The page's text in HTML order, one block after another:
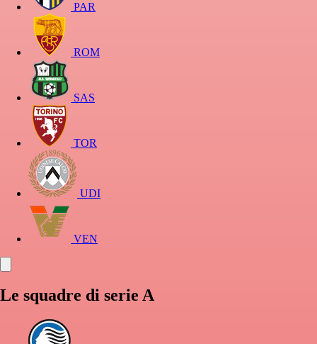
PAR
ROM
SAS
TOR
UDI
VEN
Le squadre di serie A